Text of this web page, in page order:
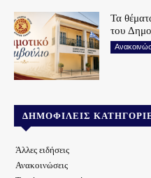
Τα
του
ΔΗΜΟΦΙΛΕΊΣ
Άλλες ειδήσεις
Ανακοινώσεις